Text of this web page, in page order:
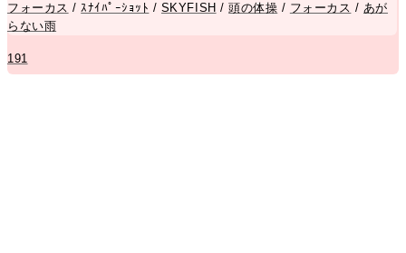
フォーカス / ｽﾅｲﾊﾟｰｼｮｯﾄ / SKYFISH /頭の体操 / フォーカス / あが
らない雨
191